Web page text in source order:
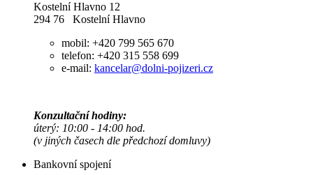
Kostelní Hlavno 12
294 76 Kostelní Hlavno
mobil: +420 799 565 670
telefon: +420 315 558 699
e-mail: kancelar@dolni-pojizeri.cz
Konzultační hodiny:
úterý: 10:00 - 14:00 hod.
(v jiných časech dle předchozí domluvy)
Bankovní spojení